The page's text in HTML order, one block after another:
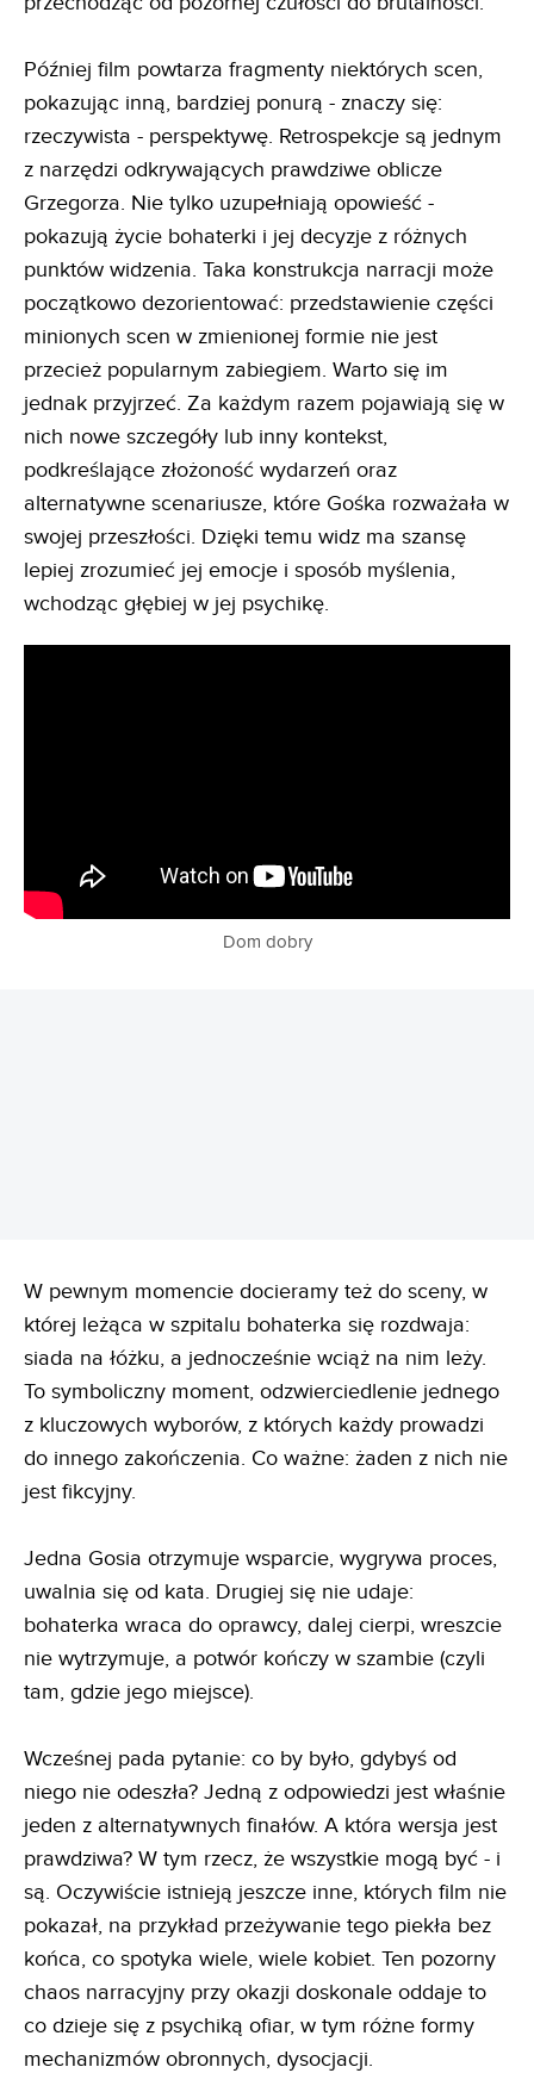
Później film powtarza fragmenty niektórych scen,
pokazując inną, bardziej ponurą - znaczy się:
rzeczywista - perspektywę. Retrospekcje są jednym
z narzędzi odkrywających prawdziwe oblicze
Grzegorza. Nie tylko uzupełniają opowieść -
pokazują życie bohaterki i jej decyzje z różnych
punktów widzenia. Taka konstrukcja narracji może
początkowo dezorientować: przedstawienie części
minionych scen w zmienionej formie nie jest
przecież popularnym zabiegiem. Warto się im
jednak przyjrzeć. Za każdym razem pojawiają się w
nich nowe szczegóły lub inny kontekst,
podkreślające złożoność wydarzeń oraz
alternatywne scenariusze, które Gośka rozważała w
swojej przeszłości. Dzięki temu widz ma szansę
lepiej zrozumieć jej emocje i sposób myślenia,
wchodząc głębiej w jej psychikę.
Dom dobry
W pewnym momencie docieramy też do sceny, w
której leżąca w szpitalu bohaterka się rozdwaja:
siada na łóżku, a jednocześnie wciąż na nim leży.
To symboliczny moment, odzwierciedlenie jednego
z kluczowych wyborów, z których każdy prowadzi
do innego zakończenia. Co ważne: żaden z nich nie
jest fikcyjny.
Jedna Gosia otrzymuje wsparcie, wygrywa proces,
uwalnia się od kata. Drugiej się nie udaje:
bohaterka wraca do oprawcy, dalej cierpi, wreszcie
nie wytrzymuje, a potwór kończy w szambie (czyli
tam, gdzie jego miejsce).
Wcześnej pada pytanie: co by było, gdybyś od
niego nie odeszła? Jedną z odpowiedzi jest właśnie
jeden z alternatywnych finałów. A która wersja jest
prawdziwa? W tym rzecz, że wszystkie mogą być - i
są. Oczywiście istnieją jeszcze inne, których film nie
pokazał, na przykład przeżywanie tego piekła bez
końca, co spotyka wiele, wiele kobiet. Ten pozorny
chaos narracyjny przy okazji doskonale oddaje to
co dzieje się z psychiką ofiar, w tym różne formy
mechanizmów obronnych, dysocjacji.